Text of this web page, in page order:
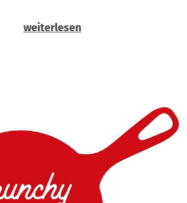
weiterlesen